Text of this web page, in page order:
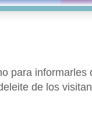
para informarles
de los